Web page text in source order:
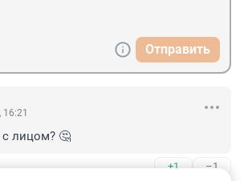
Отправить
лицом? 🤔
+1 –1